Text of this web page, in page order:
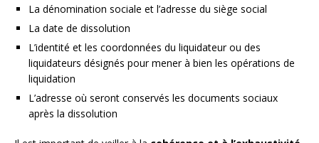
La dénomination sociale et l’adresse du siège social
La date de dissolution
L’identité et les coordonnées du liquidateur ou des
liquidateurs désignés pour mener à bien les opérations de
liquidation
L’adresse où seront conservés les documents sociaux
après la dissolution